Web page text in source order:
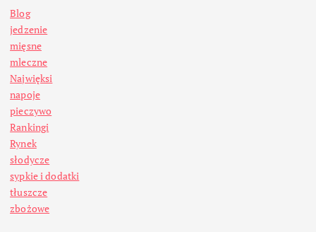
Blog
jedzenie
mięsne
mleczne
Najwięksi
napoje
pieczywo
Rankingi
Rynek
słodycze
sypkie i dodatki
tłuszcze
zbożowe